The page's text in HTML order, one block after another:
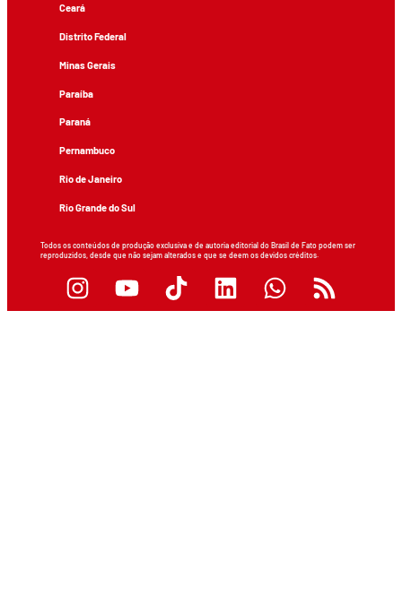
Ceará
Distrito Federal
Minas Gerais
Paraíba
Paraná
Pernambuco
Rio de Janeiro
Rio Grande do Sul
Todos os conteúdos de produção exclusiva e de autoria editorial do Brasil de Fato podem ser
reproduzidos, desde que não sejam alterados e que se deem os devidos créditos.